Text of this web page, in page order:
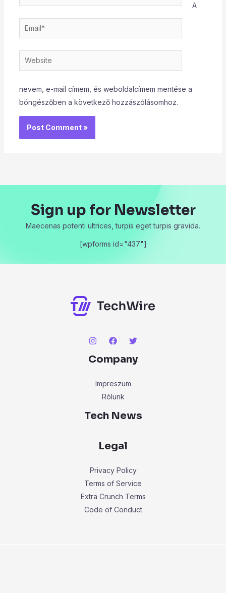
Email*
Website
A
nevem, e-mail címem, és weboldalcímem mentése a
böngészőben a következő hozzászólásomhoz.
Sign up for Newsletter
Maecenas potenti ultrices, turpis eget turpis gravida.
[wpforms id="437"]
Company
Impreszum
Rólunk
Tech News
Legal
Privacy Policy
Terms of Service
Extra Crunch Terms
Code of Conduct